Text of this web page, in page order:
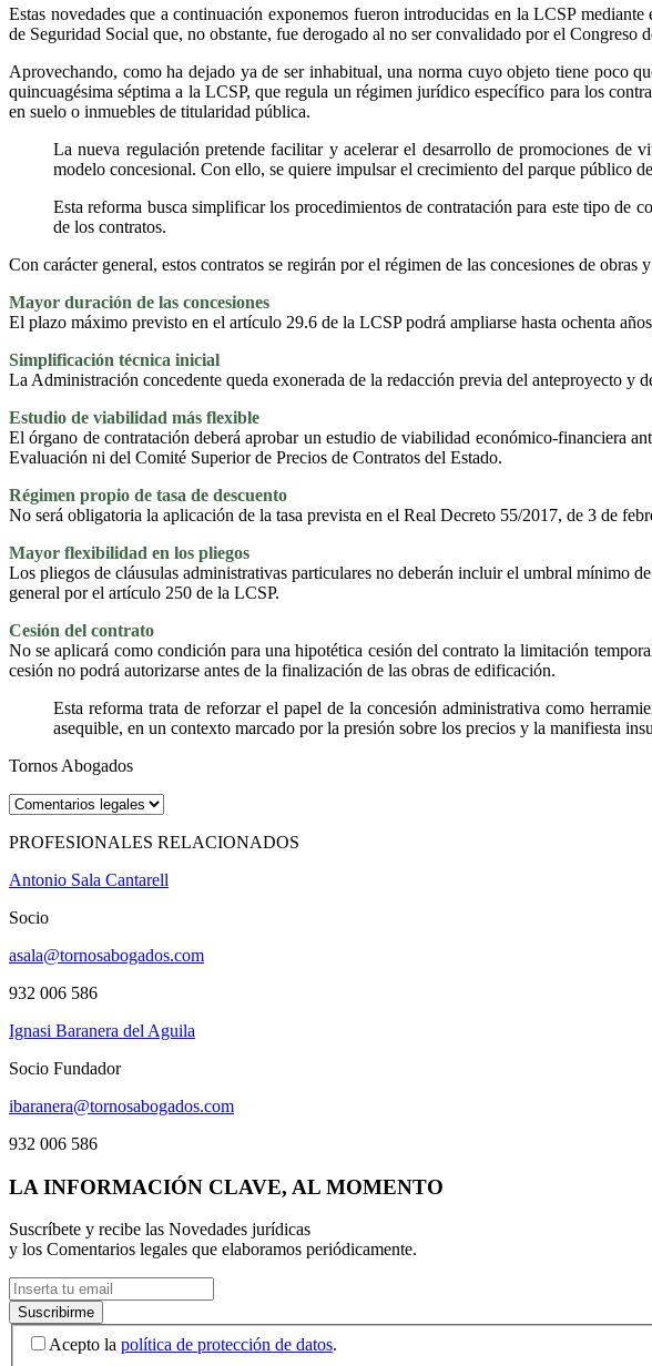
Estas novedades que a continuación exponemos fueron introducidas en la LCSP
de Seguridad Social que, no obstante, fue derogado al no ser convalidado por el Congreso
Aprovechando, como ha dejado ya de ser inhabitual, una norma cuyo objeto tiene poco
quincuagésima séptima a la LCSP, que regula un régimen jurídico específico para los
en suelo o inmuebles de titularidad pública.
La nueva regulación pretende facilitar y acelerar el desarrollo de promociones
modelo concesional. Con ello, se quiere impulsar el crecimiento del parque público
Esta reforma busca simplificar los procedimientos de contratación para este tipo de
de los contratos.
Con carácter general, estos contratos se regirán por el régimen de las concesiones de
Mayor duración de las concesiones
El plazo máximo previsto en el artículo 29.6 de la LCSP podrá ampliarse hasta ochenta
Simplificación técnica inicial
La Administración concedente queda exonerada de la redacción previa del anteproyecto y
Estudio de viabilidad más flexible
El órgano de contratación deberá aprobar un estudio de viabilidad económico-financiera
Evaluación ni del Comité Superior de Precios de Contratos del Estado.
Régimen propio de tasa de descuento
No será obligatoria la aplicación de la tasa prevista en el Real Decreto 55/2017, de 3 de
Mayor flexibilidad en los pliegos
Los pliegos de cláusulas administrativas particulares no deberán incluir el umbral mínimo
general por el artículo 250 de la LCSP.
Cesión del contrato
No se aplicará como condición para una hipotética cesión del contrato la limitación
cesión no podrá autorizarse antes de la finalización de las obras de edificación.
Esta reforma trata de reforzar el papel de la concesión administrativa como
asequible, en un contexto marcado por la presión sobre los precios y la manifiesta
Tornos Abogados
PROFESIONALES RELACIONADOS
Antonio Sala Cantarell
Socio
asala@tornosabogados.com
932 006 586
Ignasi Baranera del Aguila
Socio Fundador
ibaranera@tornosabogados.com
932 006 586
LA INFORMACIÓN CLAVE, AL MOMENTO
Suscríbete y recibe las Novedades jurídicas
y los Comentarios legales que elaboramos periódicamente.
Acepto la política de protección de datos.